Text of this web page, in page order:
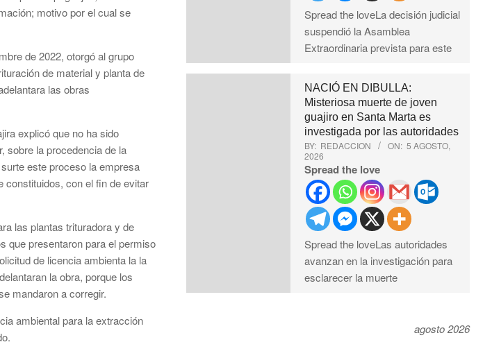
motivo por el cual se
de 2022, otorgó al grupo
de material y planta de
las obras
explicó que no ha sido
sobre la procedencia de la
este proceso la empresa
constituidos, con el fin de evitar
las plantas trituradora y de
que presentaron para el permiso
de licencia ambienta la la
la obra, porque los
mandaron a corregir.
ambiental para la extracción
Spread the loveLa decisión judicial
suspendió la Asamblea
Extraordinaria prevista para este
NACIÓ EN DIBULLA:
Misteriosa muerte de joven
guajiro en Santa Marta es
investigada por las autoridades
BY: REDACCION ON: 5 AGOSTO,
2026
Spread the love
Spread the loveLas autoridades
avanzan en la investigación para
esclarecer la muerte
agosto 2026